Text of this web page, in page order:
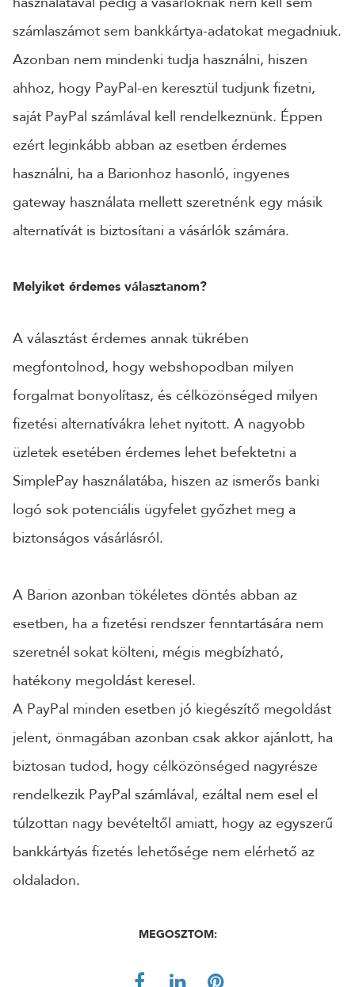
számlaszámot sem bankkártya-adatokat megadniuk.
Azonban nem mindenki tudja használni, hiszen
ahhoz, hogy PayPal-en keresztül tudjunk fizetni,
saját PayPal számlával kell rendelkeznünk. Éppen
ezért leginkább abban az esetben érdemes
használni, ha a Barionhoz hasonló, ingyenes
gateway használata mellett szeretnénk egy másik
alternatívát is biztosítani a vásárlók számára.
Melyiket érdemes választanom?
A választást érdemes annak tükrében
megfontolnod, hogy webshopodban milyen
forgalmat bonyolítasz, és célközönséged milyen
fizetési alternatívákra lehet nyitott. A nagyobb
üzletek esetében érdemes lehet befektetni a
SimplePay használatába, hiszen az ismerős banki
logó sok potenciális ügyfelet győzhet meg a
biztonságos vásárlásról.
A Barion azonban tökéletes döntés abban az
esetben, ha a fizetési rendszer fenntartására nem
szeretnél sokat költeni, mégis megbízható,
hatékony megoldást keresel.
A PayPal minden esetben jó kiegészítő megoldást
jelent, önmagában azonban csak akkor ajánlott, ha
biztosan tudod, hogy célközönséged nagyrésze
rendelkezik PayPal számlával, ezáltal nem esel el
túlzottan nagy bevételtől amiatt, hogy az egyszerű
bankkártyás fizetés lehetősége nem elérhető az
oldaladon.
MEGOSZTOM: